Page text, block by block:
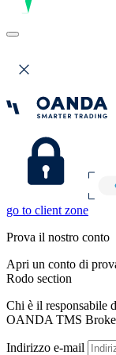
go to client zone
Prova il nostro conto
Apri un conto di
Rodo section
Chi è il responsabile
OANDA TMS
Indirizzo e-mail